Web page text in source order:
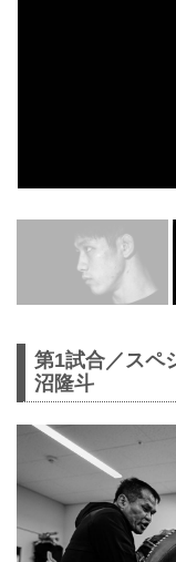
第1試合／スペ
沼隆斗